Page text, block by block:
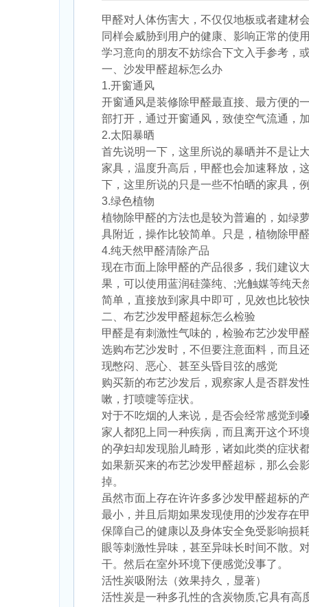
甲醛对人体伤害大， 不仅仅地板或者建材
同样会威胁到用户的健康、影响正常的使
学习意向的朋友不妨综合下文入手参考，
一、沙发甲醛超标怎么办
1.开窗通风
开窗通风是装修除甲醛最直接、最方便的
部打开，通过开窗通风，致使空气流通，
2.太阳暴晒
首先说明一下，这里所说的暴晒并不是让
家具，温度升高后，甲醛也会加速释放，
下，这里所说的只是一些不怕晒的家具，
3.绿色植物
植物除甲醛的方法也是较为普遍的，如绿
具附近，操作比较简单。只是，植物除甲
4.纯天然甲醛清除产品
现在市面上除甲醛的产品很多，我们建议
果，可以使用蓝润硅藻纯、;光触媒等纯天
简单，直接放到家具中即可，见效也比较
二、布艺沙发甲醛超标怎么检验
甲醛是有刺激性气味的，检验布艺沙发甲
选购布艺沙发时，不但要注意面料，而且
现憋闷、恶心、甚至头昏目弦的感觉
购买新的布艺沙发后，观察家人是否群发
嗽，打喷嚏等症状。
对于不吃烟的人来说，是否会经常感觉到
家人都犯上同一种疾病，而且离开这个环
的孕妇却发现胎儿畸形，诸如此类的症状
如果新买来的布艺沙发甲醛超标，那么会
掉。
虽然市面上存在许许多多沙发甲醛超标的
最小，并且后期如果发现使用的沙发存在
保障自己的健康以及身体安全免受影响损
眼等刺激性异味，甚至异味长时间不散。
干。然后在室外环境下便感觉没事了。
活性炭吸附法（效果持久，显著）
活性炭是一种多孔性的含炭物质,它具有高